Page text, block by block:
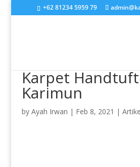
+62 81234 5959 79
Karpet
Karimun
by Ayah Irwan | Feb 8, 2021 |